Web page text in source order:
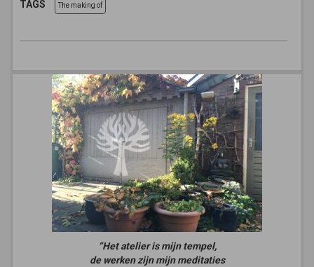
TAGS The making of
“Het atelier is mijn tempel,
de werken zijn mijn meditaties